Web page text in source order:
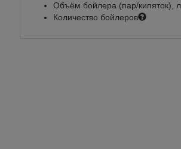
Объём бойлера (пар/кипяток), л.
Количество бойлеров